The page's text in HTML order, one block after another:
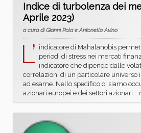
Indice di turbolenza dei
Aprile 2023)
a cura di Gianni Pola e Antonello Avino
L’ indicatore di Mahalanobis
periodi di stress nei mercati
indicatore che dipende dalle
correlazioni di un particolare universo
ad esame. Nello specifico ci siamo
azionari europei e dei settori azionari